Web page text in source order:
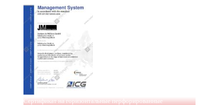
Сертификат на горизонтальные перфорированные